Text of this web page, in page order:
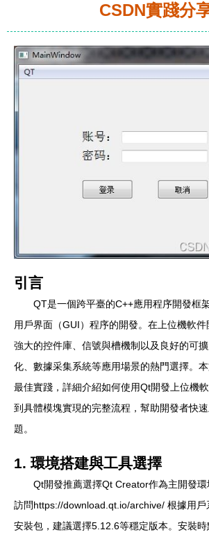
CSDN實踐分
引言
QT是一個跨平臺的C++應用程序開發框
用戶界面（GUI）程序的開發。在上位機軟
強大的控件庫、信號與槽機制以及良好的可
化、數據采集系統等應用場景的熱門選擇。
最佳實踐，詳細介紹如何使用Qt開發上位機
到具體模塊實現的完整流程，幫助開發者快
題。
1. 環境搭建與工具選擇
Qt開發推薦選擇Qt Creator作為主開發環
訪問https://download.qt.io/archive/ 根據用戶
安裝包，建議選擇5.12.6等穩定版本。安裝